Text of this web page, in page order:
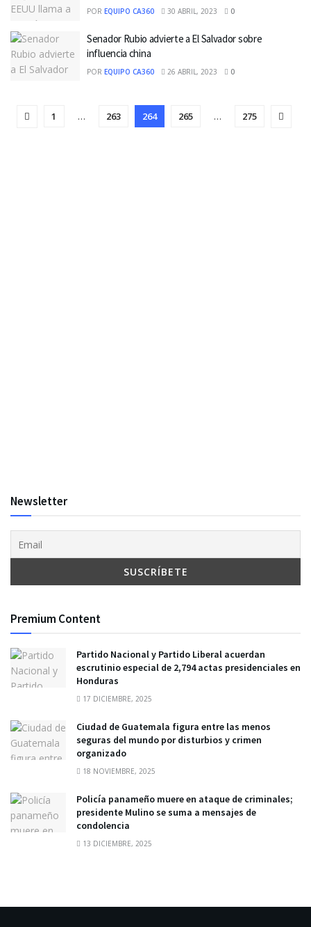
POR EQUIPO CA360 30 ABRIL, 2023 0
Senador Rubio advierte a El Salvador sobre
influencia china
POR EQUIPO CA360 26 ABRIL, 2023 0
1 … 263 264 265 … 275
Newsletter
Premium Content
Partido Nacional y Partido Liberal acuerdan
escrutinio especial de 2,794 actas presidenciales en
Honduras
17 DICIEMBRE, 2025
Ciudad de Guatemala figura entre las menos
seguras del mundo por disturbios y crimen
organizado
18 NOVIEMBRE, 2025
Policía panameño muere en ataque de criminales;
presidente Mulino se suma a mensajes de
condolencia
13 DICIEMBRE, 2025